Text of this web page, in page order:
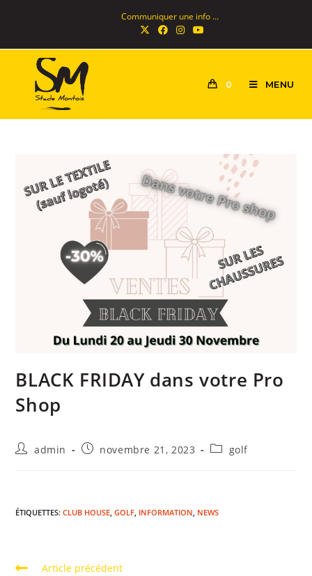
Communiquer une info ...
0 MENU
BLACK FRIDAY dans votre Pro
Shop
admin novembre 21, 2023 golf
ÉTIQUETTES:CLUB HOUSE, GOLF, INFORMATION, NEWS
Article précédent